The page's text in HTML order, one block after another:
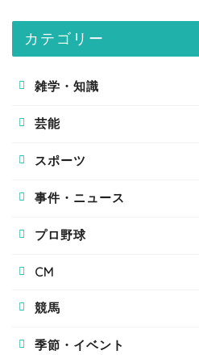
カテゴリー
雑学・知識
芸能
スポーツ
事件・ニュース
プロ野球
CM
競馬
季節・イベント